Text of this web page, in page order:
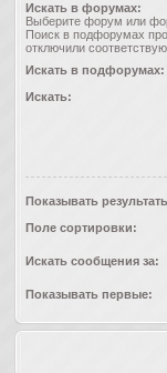
Искать в форумах:
Выберите форум или
Поиск в подфорумах
отключили
Искать в подфорумах:
Искать:
Показывать
Поле сортировки:
Искать сообщения за:
Показывать первые: